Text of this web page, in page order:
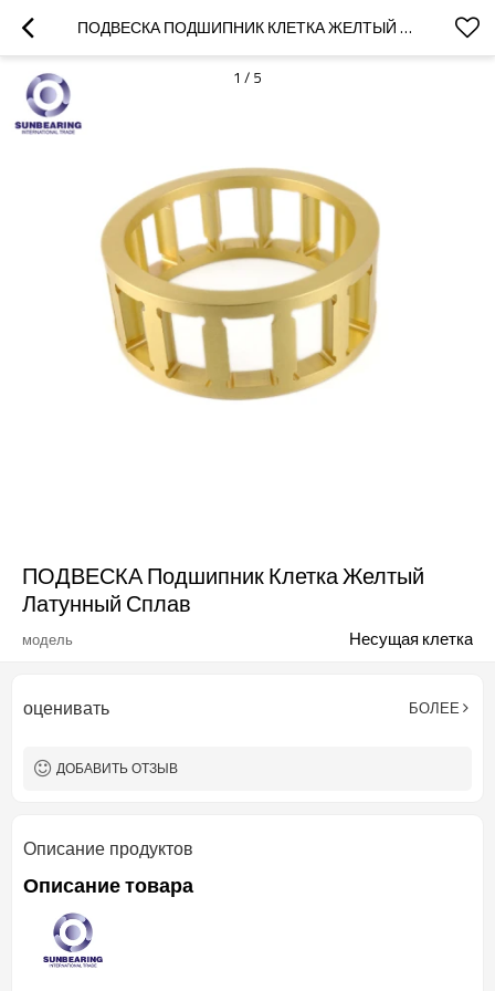
ПОДВЕСКА ПОДШИПНИК КЛЕТКА ЖЕЛТЫЙ ЛАТУННЫЙ СПЛАВ
1 / 5
ПОДВЕСКА Подшипник Клетка Желтый
Латунный Сплав
модель Несущая клетка
оценивать БОЛЕЕ
ДОБАВИТЬ ОТЗЫВ
Описание продуктов
Описание товара